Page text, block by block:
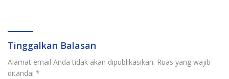
Tinggalkan Balasan
Alamat email Anda tidak akan dipublikasikan. Ruas yang wajib
ditandai *